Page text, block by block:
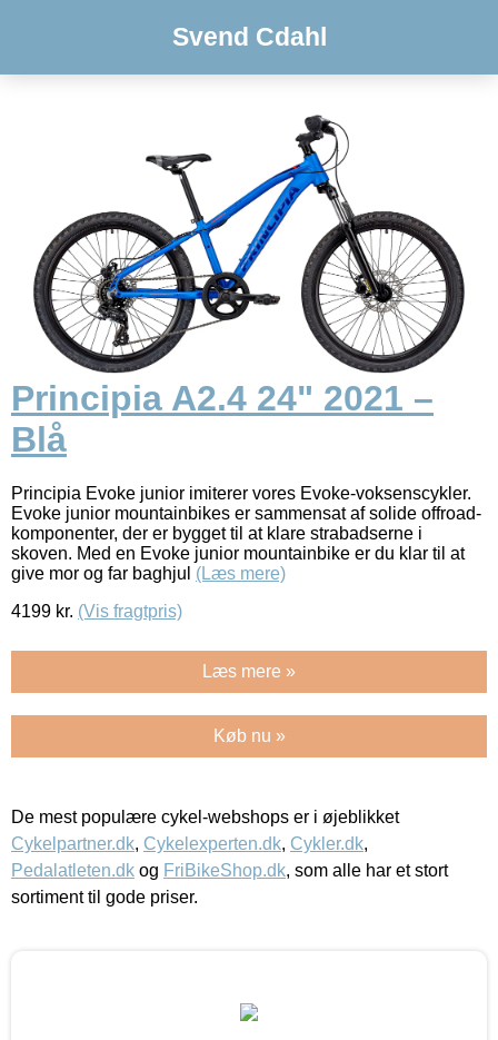
Svend Cdahl
Principia A2.4 24" 2021 –
Blå
Principia Evoke junior imiterer vores Evoke-voksenscykler.
Evoke junior mountainbikes er sammensat af solide offroad-
komponenter, der er bygget til at klare strabadserne i
skoven. Med en Evoke junior mountainbike er du klar til at
give mor og far baghjul (Læs mere)
4199 kr. (Vis fragtpris)
Læs mere »
Køb nu »
De mest populære cykel-webshops er i øjeblikket
Cykelpartner.dk, Cykelexperten.dk, Cykler.dk,
Pedalatleten.dk og FriBikeShop.dk, som alle har et stort
sortiment til gode priser.